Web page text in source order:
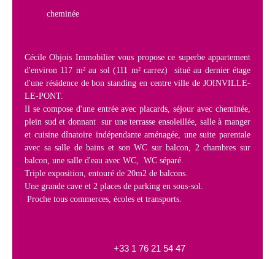
cheminée
Cécile Objois Immobilier vous propose ce superbe appartement
d'environ 117 m² au sol (111 m² carrez) situé au dernier étage
d'une résidence de bon standing en centre ville de JOINVILLE-
LE-PONT.
Il se compose d'une entrée avec placards, séjour avec cheminée,
plein sud et donnant sur une terrasse ensoleillée, salle à manger
et cuisine dînatoire indépendante aménagée, une suite parentale
avec sa salle de bains et son WC sur balcon, 2 chambres sur
balcon, une salle d'eau avec WC, WC séparé.
Triple exposition, entouré de 20m2 de balcons.
Une grande cave et 2 places de parking en sous-sol.
Proche tous commerces, écoles et transports.
+33 1 76 21 54 47